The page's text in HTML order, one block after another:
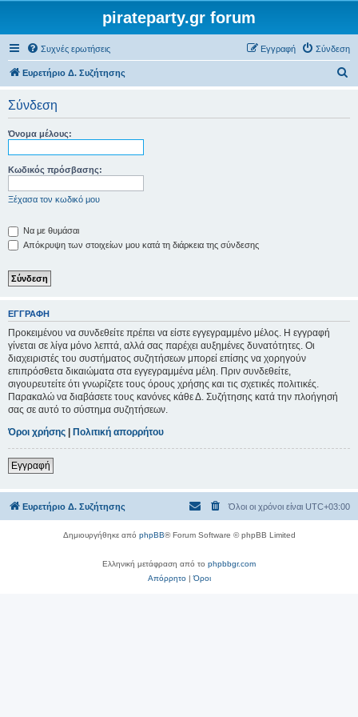
pirateparty.gr forum
Συχνές ερωτήσεις Σύνδεση
Εγγραφή
Ευρετήριο Δ. Συζήτησης
Σύνδεση
Όνομα μέλους:
Κωδικός πρόσβασης:
Ξέχασα τον κωδικό μου
Να με θυμάσαι
Απόκρυψη των στοιχείων μου κατά τη διάρκεια της σύνδεσης
ΕΓΓΡΑΦΉ
Προκειμένου να συνδεθείτε πρέπει να είστε εγγεγραμμένο μέλος. Η εγγραφή
γίνεται σε λίγα μόνο λεπτά, αλλά σας παρέχει αυξημένες δυνατότητες. Οι
διαχειριστές του συστήματος συζητήσεων μπορεί επίσης να χορηγούν
επιπρόσθετα δικαιώματα στα εγγεγραμμένα μέλη. Πριν συνδεθείτε,
σιγουρευτείτε ότι γνωρίζετε τους όρους χρήσης και τις σχετικές πολιτικές.
Παρακαλώ να διαβάσετε τους κανόνες κάθε Δ. Συζήτησης κατά την πλοήγησή
σας σε αυτό το σύστημα συζητήσεων.
Όροι χρήσης | Πολιτική απορρήτου
Εγγραφή
Ευρετήριο Δ. Συζήτησης Όλοι οι χρόνοι είναι UTC+03:00
Δημιουργήθηκε από phpBB® Forum Software © phpBB Limited
Ελληνική μετάφραση από το phpbbgr.com
Απόρρητο|Όροι